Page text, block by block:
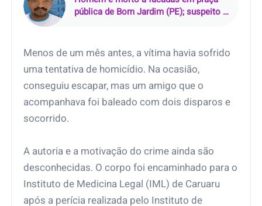
pública de Bom Jardim (PE); suspeito é
Menos de um mês antes, a vítima havia sofrido
uma tentativa de homicídio. Na ocasião,
conseguiu escapar, mas um amigo que o
acompanhava foi baleado com dois disparos e
socorrido.
A autoria e a motivação do crime ainda são
desconhecidas. O corpo foi encaminhado para o
Instituto de Medicina Legal (IML) de Caruaru
após a perícia realizada pelo Instituto de